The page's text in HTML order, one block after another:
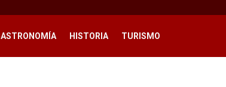
HISTORIA TURISMO